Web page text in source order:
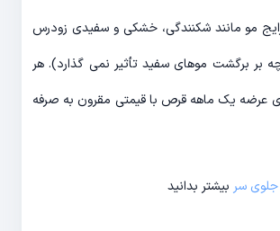
مو مانند شکنندگی، خشکی و سفیدی زودرس
بر برگشت موهای سفید تأثیر نمی گذارد). هر
عرضه یک ماهه قرص با قیمتی مقرون به صرفه
سر بیشتر بدانید